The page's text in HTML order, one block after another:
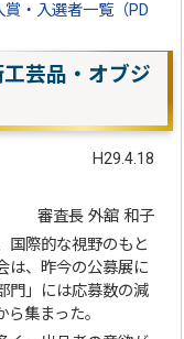
・入選者一覧（PD
芸品・オブジ
H29.4.18
審査長 外舘 和子
国際的な視野のもと
は、昨今の公募展に
門」には応募数の減
集まった。